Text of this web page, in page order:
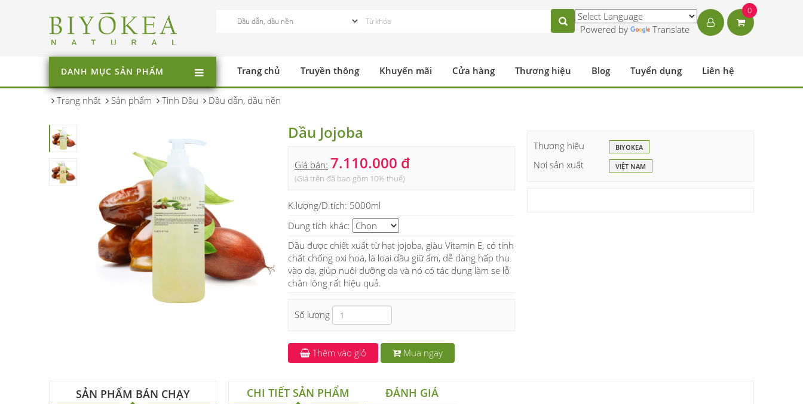
Powered by Translate
0
DANH MỤC SẢN PHẨM Trang chủ Truyền thông Khuyến mãi Cửa hàng Thương hiệu Blog Tuyển dụng Liên hệ
Trang nhất Sản phẩm Tinh Dầu Dầu dẫn, dầu nền
Dầu Jojoba
Giá bán: 7.110.000 đ
(Giá trên đã bao gồm 10% thuế)
K.lượng/D.tích: 5000ml
Dung tích khác:
Dầu được chiết xuất từ hạt jojoba, giàu Vitamin E, có tính
chất chống oxi hoá, là loại dầu giữ ẩm, dễ dàng hấp thụ
vào da, giúp nuôi dưỡng da và nó có tác dụng làm se lỗ
chân lông rất hiệu quả.
Số lượng
Thêm vào giỏ Mua ngay
Thương hiệu BIYOKEA
Nơi sản xuất VIỆT NAM
SẢN PHẨM BÁN CHẠY CHI TIẾT SẢN PHẨM ĐÁNH GIÁ